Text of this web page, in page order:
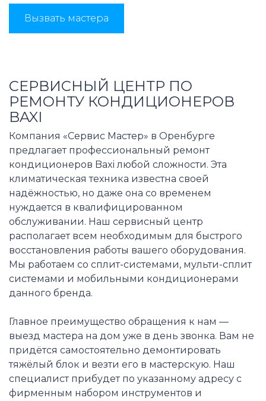
Вызвать мастера
СЕРВИСНЫЙ ЦЕНТР ПО
РЕМОНТУ КОНДИЦИОНЕРОВ
BAXI
Компания «Сервис Мастер» в Оренбурге
предлагает профессиональный ремонт
кондиционеров Baxi любой сложности. Эта
климатическая техника известна своей
надёжностью, но даже она со временем
нуждается в квалифицированном
обслуживании. Наш сервисный центр
располагает всем необходимым для быстрого
восстановления работы вашего оборудования.
Мы работаем со сплит-системами, мульти-сплит
системами и мобильными кондиционерами
данного бренда.
Главное преимущество обращения к нам —
выезд мастера на дом уже в день звонка. Вам не
придётся самостоятельно демонтировать
тяжёлый блок и везти его в мастерскую. Наш
специалист прибудет по указанному адресу с
фирменным набором инструментов и